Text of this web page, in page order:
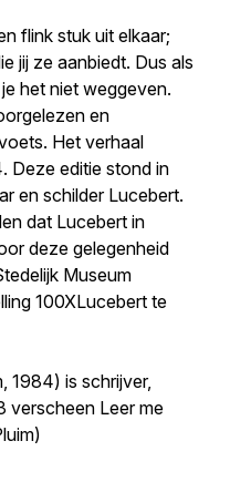
flink stuk uit elkaar;
jij ze aanbiedt. Dus als
het niet weggeven.
en
Het verhaal
. Deze editie stond in
en schilder Lucebert.
dat Lucebert in
deze gelegenheid
Museum
100XLucebert te
1984) is schrijver,
verscheen Leer me